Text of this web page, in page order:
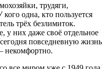
трудяги,
одна, кто пользуется
трёх безлимиток.
них даже своё отдельное
повседневную жизнь
некомфортно.